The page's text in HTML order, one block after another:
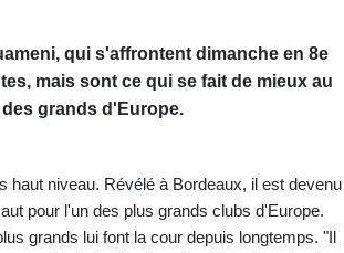
qui s'affrontent dimanche en 8e
mais sont ce qui se fait de mieux au
grands d'Europe.
haut niveau. Révélé à Bordeaux, il est devenu
pour l'un des plus grands clubs d'Europe.
grands lui font la cour depuis longtemps. "Il